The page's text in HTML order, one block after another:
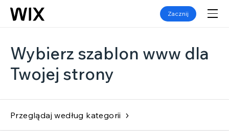
Zacznij
Wybierz szablon www dla
Twojej strony
Przeglądaj według kategorii